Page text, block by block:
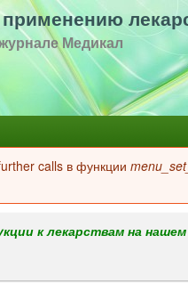
Медикал
calls в функции
к лекарствам на